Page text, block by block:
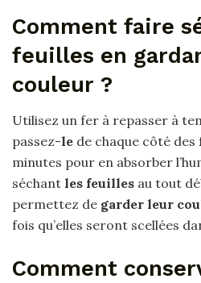
Comment faire
feuilles en
couleur ?
Utilisez un fer à repasser à
passez-le de chaque côté des
minutes pour en absorber
séchant les feuilles au tout
permettez de garder leur
fois qu’elles seront scellées
Comment